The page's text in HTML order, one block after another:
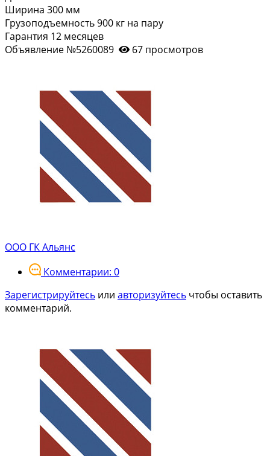
Ширина 300 мм
Грузоподъемность 900 кг на пару
Гарантия 12 месяцев
Объявление №5260089
67 просмотров
ООО ГК Альянс
Комментарии: 0
Зарегистрируйтесь или авторизуйтесь чтобы оставить
комментарий.